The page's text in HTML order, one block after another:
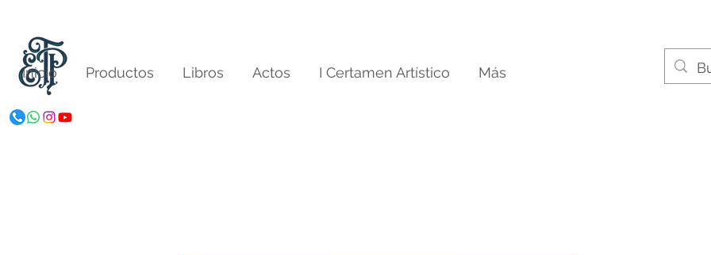
Inicio Productos Libros Actos I Certamen Artístico Más